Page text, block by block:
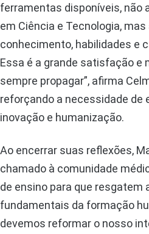
ferramentas disponíveis, não
em Ciência e Tecnologia,
conhecimento, habilidades e
Essa é a grande satisfação e
sempre propagar”, afirma
reforçando a necessidade de
inovação e humanização.
Ao encerrar suas reflexões,
chamado à comunidade
de ensino para que resgatem
fundamentais da formação
devemos reformar o nosso